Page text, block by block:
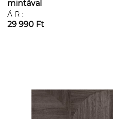
mintával
ÁR:
29 990 Ft